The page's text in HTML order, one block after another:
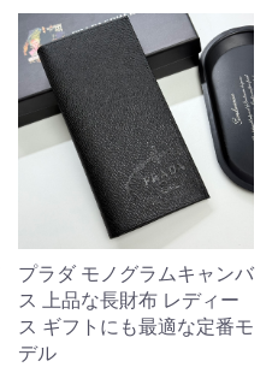
プラダ モノグラムキャンバ
ス 上品な長財布 レディー
ス ギフトにも最適な定番モ
デル